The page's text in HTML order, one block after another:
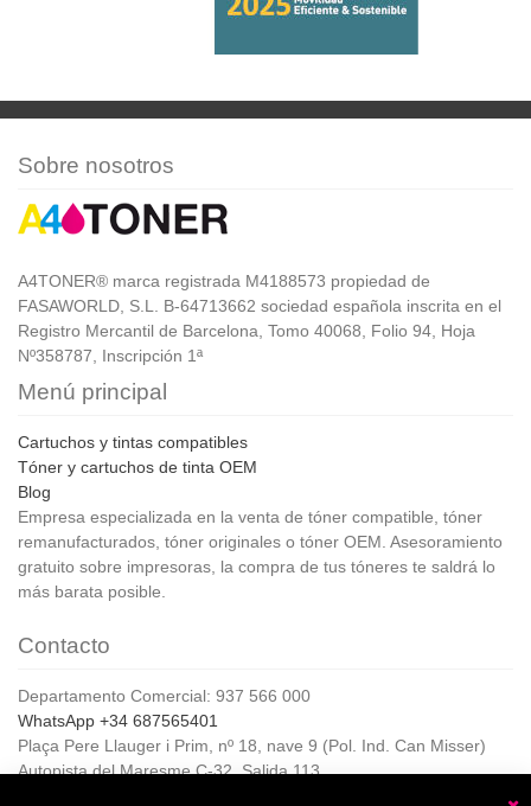
Sobre nosotros
A4TONER® marca registrada M4188573 propiedad de
FASAWORLD, S.L. B-64713662 sociedad española inscrita en el
Registro Mercantil de Barcelona, Tomo 40068, Folio 94, Hoja
Nº358787, Inscripción 1ª
Menú principal
Cartuchos y tintas compatibles
Tóner y cartuchos de tinta OEM
Blog
Empresa especializada en la venta de tóner compatible, tóner
remanufacturados, tóner originales o tóner OEM. Asesoramiento
gratuito sobre impresoras, la compra de tus tóneres te saldrá lo
más barata posible.
Contacto
Departamento Comercial: 937 566 000
WhatsApp +34 687565401
Plaça Pere Llauger i Prim, nº 18, nave 9 (Pol. Ind. Can Misser)
Autopista del Maresme C-32, Salida 113